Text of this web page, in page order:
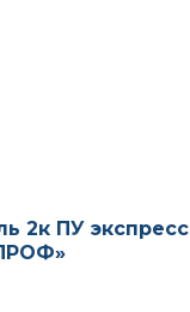
2к ПУ экспресс